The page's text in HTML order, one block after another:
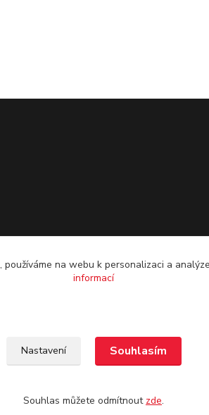
na webu k personalizaci a
informací
Nastavení Souhlasím
Souhlas můžete odmítnout zde.